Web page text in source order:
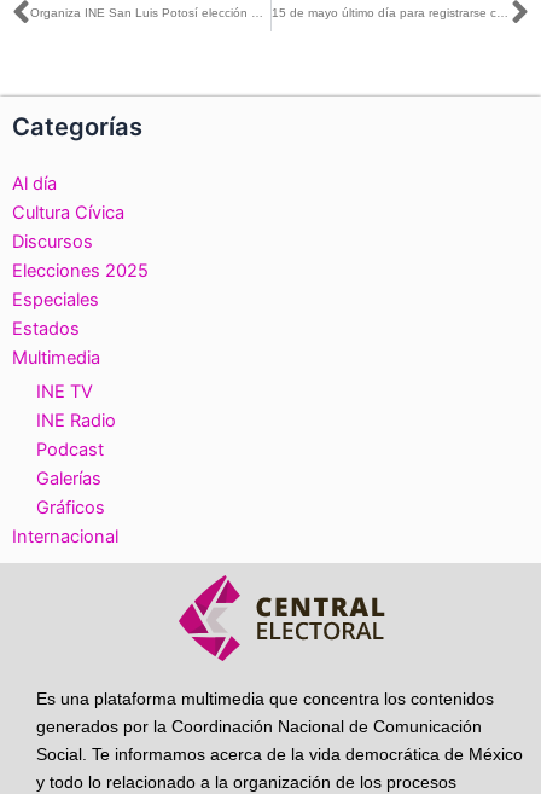
Ant Organiza INE San Luis Potosí elección estudiantil en El Colegio Terranova 15 de mayo último día para registrarse como aspirante a una Consejería Electoral del INE San Luis Potosí
Categorías
Al día
Cultura Cívica
Discursos
Elecciones 2025
Especiales
Estados
Multimedia
INE TV
INE Radio
Podcast
Galerías
Gráficos
Internacional
Es una plataforma multimedia que concentra los contenidos
generados por la Coordinación Nacional de Comunicación
Social. Te informamos acerca de la vida democrática de México
y todo lo relacionado a la organización de los procesos